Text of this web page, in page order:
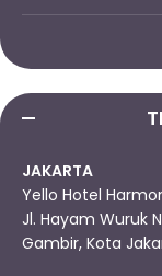
JAKARTA
Yello Hotel
Jl. Hayam Wuruk
Gambir, Kota